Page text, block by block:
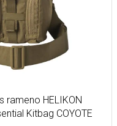
rameno HELIKON
Kitbag COYOTE